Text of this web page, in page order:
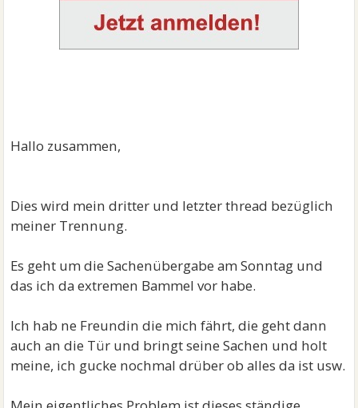
Hallo zusammen,
Dies wird mein dritter und letzter thread bezüglich
meiner Trennung.
Es geht um die Sachenübergabe am Sonntag und
das ich da extremen Bammel vor habe.
Ich hab ne Freundin die mich fährt, die geht dann
auch an die Tür und bringt seine Sachen und holt
meine, ich gucke nochmal drüber ob alles da ist usw.